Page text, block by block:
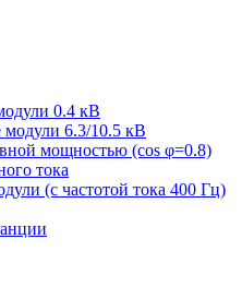
0.4 кВ
модули 6.3/10.5 кВ
мощностью (cos φ=0.8)
тока
(с частотой тока 400 Гц)